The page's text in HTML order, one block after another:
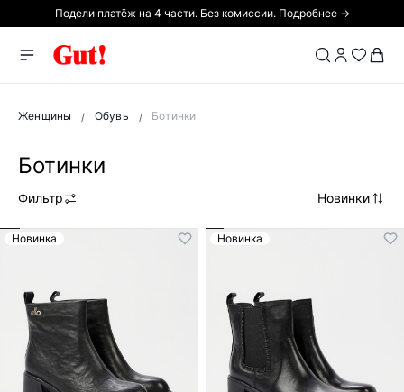
Подели платёж на 4 части. Без комиссии. Подробнее →
Женщины Обувь Ботинки
Ботинки
Новинки
Фильтр
Новинка Новинка